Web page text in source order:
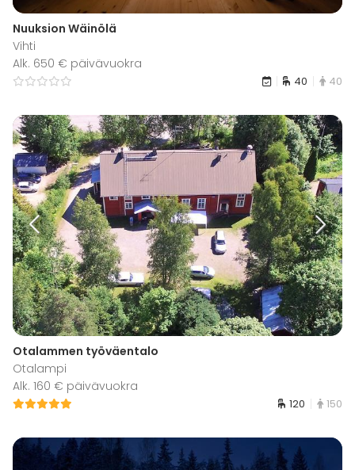
Nuuksion Wäinölä
Vihti
Alk. 650 € päivävuokra
40 40
Otalammen työväentalo
Otalampi
Alk. 160 € päivävuokra
120 150